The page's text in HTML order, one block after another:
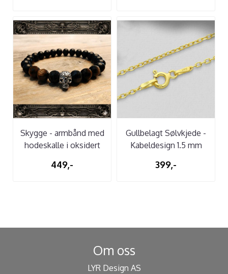
Skygge - armbånd med
hodeskalle i oksidert
449,-
Gullbelagt Sølvkjede -
Kabeldesign 1.5 mm
399,-
Om oss
LYR Design AS